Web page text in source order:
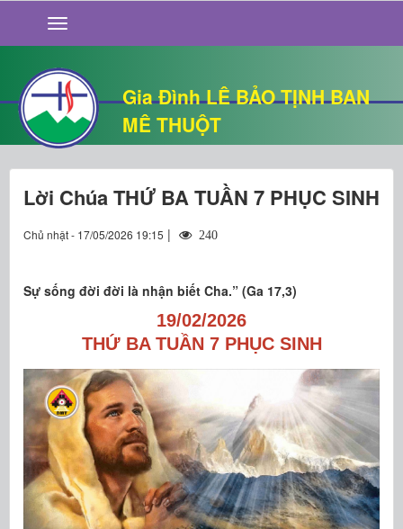
Gia Đình LÊ BẢO TỊNH BAN
MÊ THUỘT
GIỚI THIỆU
TIN TỨC
SỐNG ĐẠO
CHUYỆN NHÀ
QUÁN VĂN
THƯ GIÃN
Lời Chúa THỨ BA TUẦN 7 PHỤC SINH
Chủ nhật - 17/05/2026 19:15 | 240
Sự sống đời đời là nhận biết Cha.” (Ga 17,3)
19/02/2026
THỨ BA TUẦN 7 PHỤC SINH